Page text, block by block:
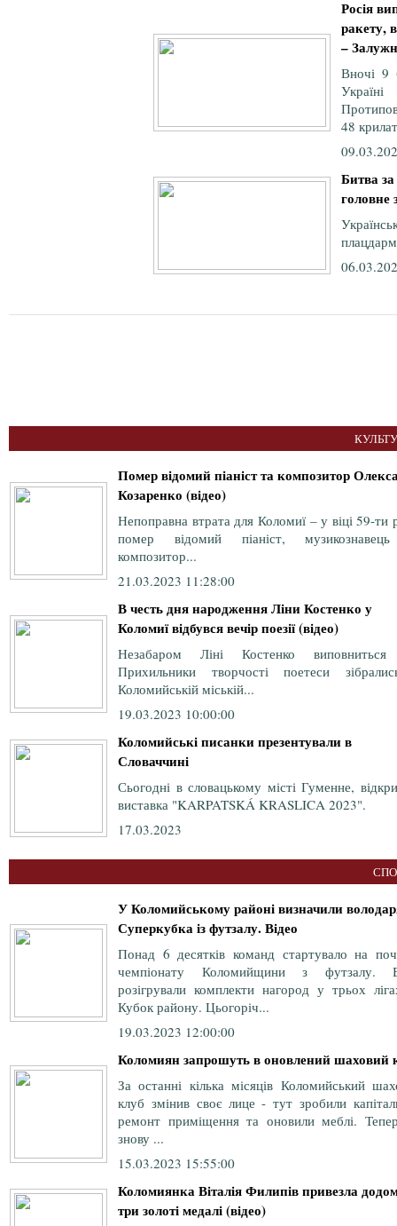
Росія
ракету,
–
Вночі 9
48
Битва
головне
Помер відомий піаніст та композитор
Козаренко (відео)
Непоправна втрата для Коломиї – у віці 59-ти
помер відомий піаніст,
композитор...
21.03.2023 11:28:00
В честь дня народження Ліни Костенко у
Коломиї відбувся вечір поезії (відео)
Незабаром Ліні Костенко
Прихильники творчості поетеси
Коломийській міській...
19.03.2023 10:00:00
Коломийські писанки презентували в
Словаччині
Сьогодні в словацькому місті Гуменне,
виставка "KARPATSKÁ KRASLICA 2023".
17.03.2023
У Коломийському районі визначили
Суперкубка із футзалу. Відео
Понад 6 десятків команд стартувало на
чемпіонату Коломийщини з футзалу.
розігрували комплекти нагород у трьох
Кубок району. Цьогоріч...
19.03.2023 12:00:00
Коломиян запрошуть в оновлений шаховий
За останні кілька місяців Коломийський
клуб змінив своє лице - тут зробили
ремонт приміщення та оновили меблі.
знову ...
15.03.2023 15:55:00
Коломиянка Віталія Филипів привезла
три золоті медалі (відео)